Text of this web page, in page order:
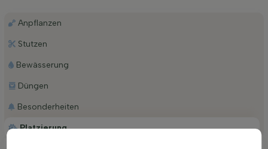
Platzierung
Anpflanzen
Stutzen
Bewässerung
Düngen
Besonderheiten